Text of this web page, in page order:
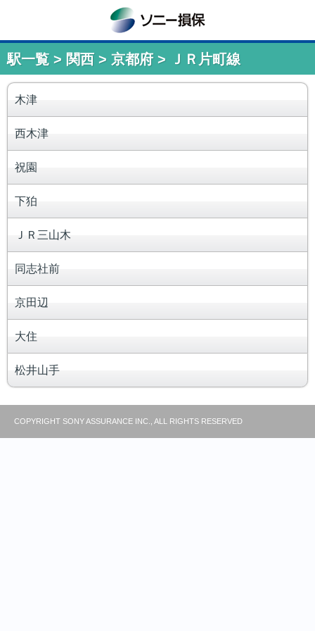
駅一覧 > 関西 > 京都府 > ＪＲ片町線
木津
西木津
祝園
下狛
ＪＲ三山木
同志社前
京田辺
大住
松井山手
COPYRIGHT SONY ASSURANCE INC., ALL RIGHTS RESERVED